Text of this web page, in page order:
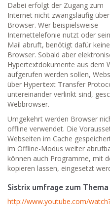
Dabei erfolgt der Zugang zum
Internet nicht zwangsläufig
Browser. Wer beispielsweise
Internettelefonie nutzt oder
Mail abruft, benötigt dafür
Browser. Sobald aber
Hypertextdokumente aus dem
aufgerufen werden sollen,
über Hypertext Transfer P
untereinander verlinkt sind,
Webbrowser.
Umgekehrt werden Browser
offline verwendet. Die
Webseiten im Cache
im Offline-Modus weiter
können auch Programme, mit
kopieren lassen, eingesetzt
Sistrix umfrage zum
http://www.youtube.com/